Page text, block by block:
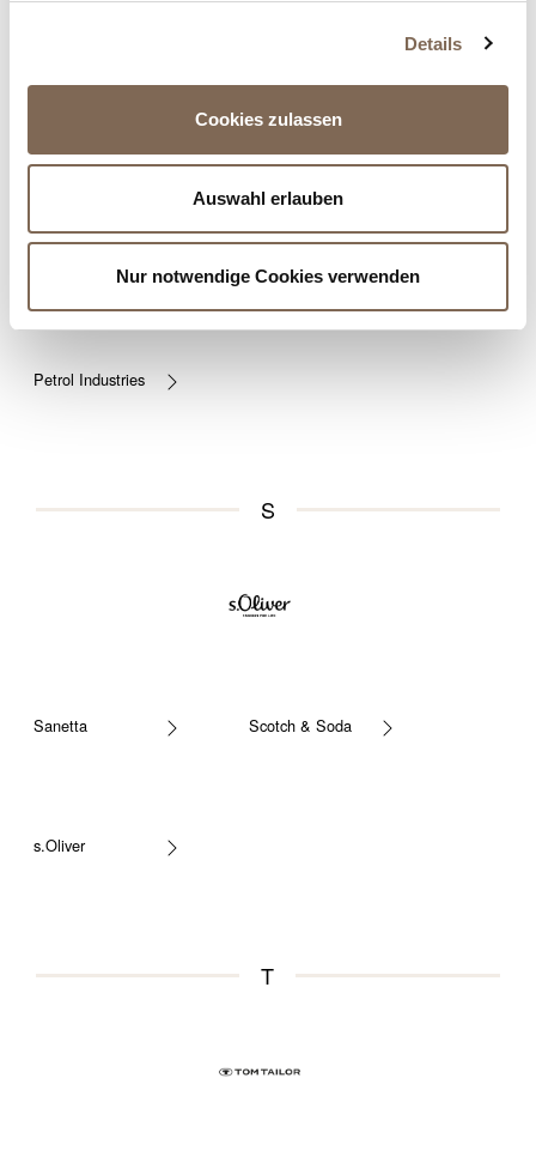
Details
Cookies zulassen
Auswahl erlauben
Nur notwendige Cookies verwenden
P
Petrol Industries
S
Sanetta Scotch & Soda
s.Oliver
T